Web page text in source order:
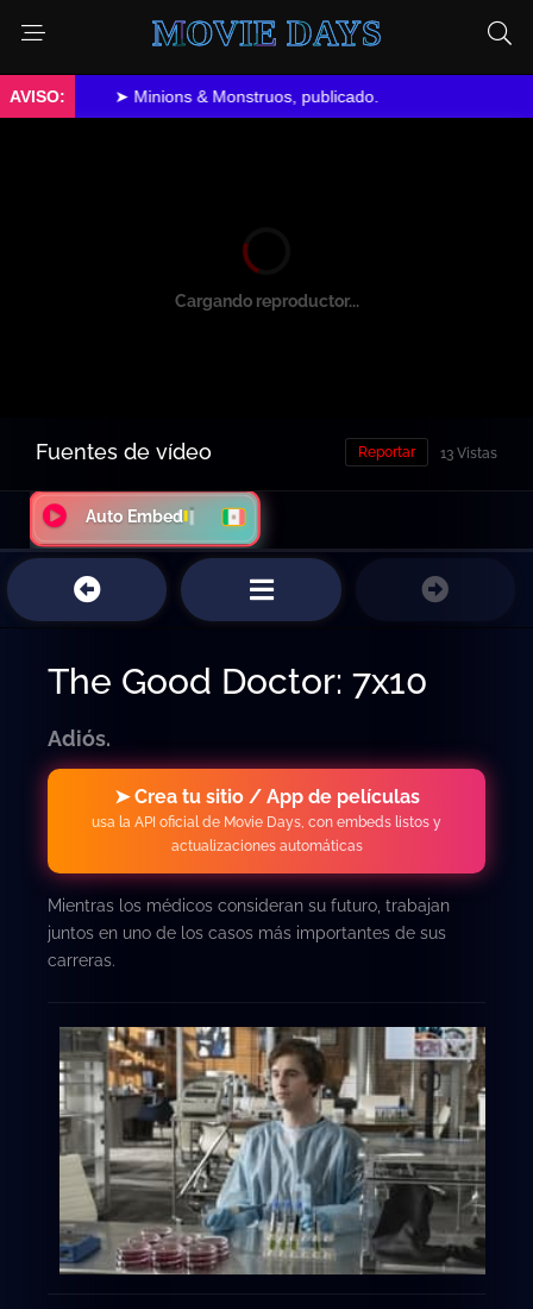
MOVIE DAYS
➤ Minions & Monstruos, publicado.
Cargando reproductor...
Fuentes de vídeo 13 Vistas
Reportar
Auto Embed
The Good Doctor: 7x10
Adiós.
➤ Crea tu sitio / App de películas
usa la API oficial de Movie Days, con embeds listos y
actualizaciones automáticas
Mientras los médicos consideran su futuro, trabajan
juntos en uno de los casos más importantes de sus
carreras.